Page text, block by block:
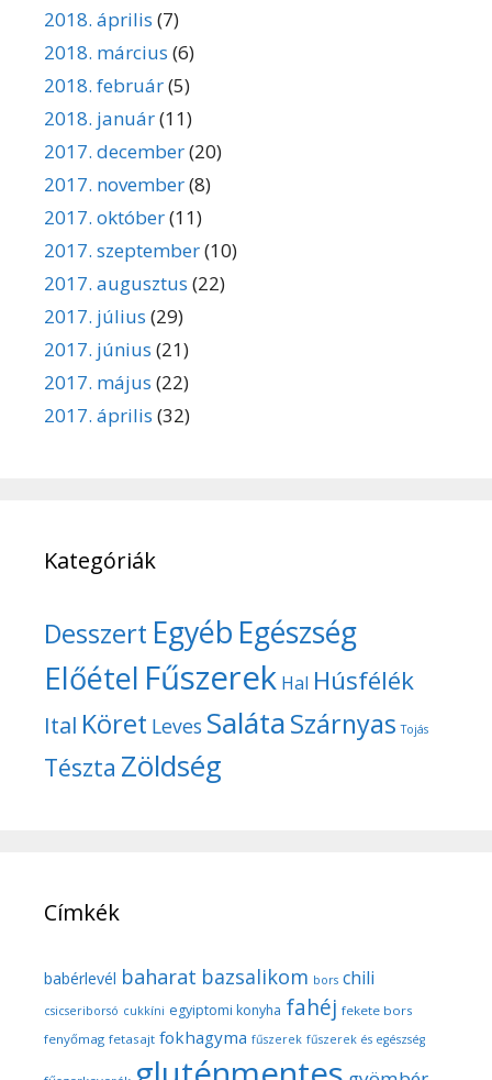
2018. április (7)
2018. március (6)
2018. február(5)
2018. január(11)
2017. december(20)
2017. november(8)
2017. október(11)
2017. szeptember(10)
2017. augusztus (22)
2017. július (29)
2017. június (21)
2017. május (22)
2017. április (32)
Kategóriák
Desszert Egyéb Egészség
Előétel Fűszerek Hal Húsfélék
Ital Köret Leves SalátaSzárnyas Tojás
Tészta Zöldség
Címkék
babérlevél baharat bazsalikom bors chili
csicseriborsó cukkíni egyiptomi konyha fahéj fekete bors
fenyőmag fetasajt fokhagyma fűszerek fűszerek és egészség